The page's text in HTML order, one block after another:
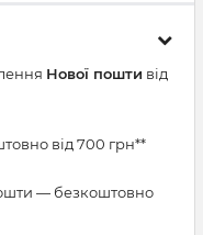
Нової пошти від
від 700 грн**
— безкоштовно